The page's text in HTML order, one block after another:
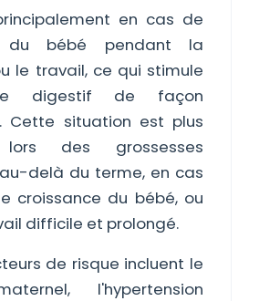
en cas de
du bébé pendant la
le travail, ce qui stimule
digestif de façon
Cette situation est plus
lors des grossesses
delà du terme, en cas
croissance du bébé, ou
difficile et prolongé.
de risque incluent le
l'hypertension